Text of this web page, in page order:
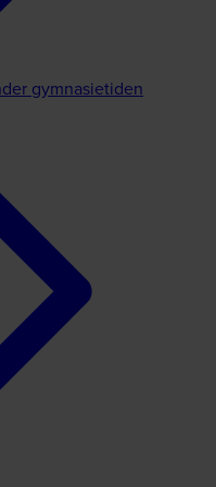
gymnasietiden